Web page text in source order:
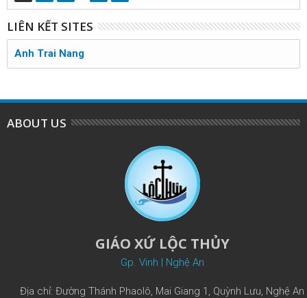
LIÊN KẾT SITES
Anh Trai Nang
ABOUT US
GIÁO XỨ LỘC THỦY
Gp. Vinh | Nghệ An
Địa chỉ: Đường Thánh Phaolô, Mai Giang 1, Quỳnh Lưu, Nghệ An